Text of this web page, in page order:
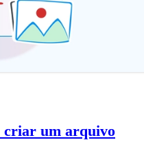
criar um arquivo